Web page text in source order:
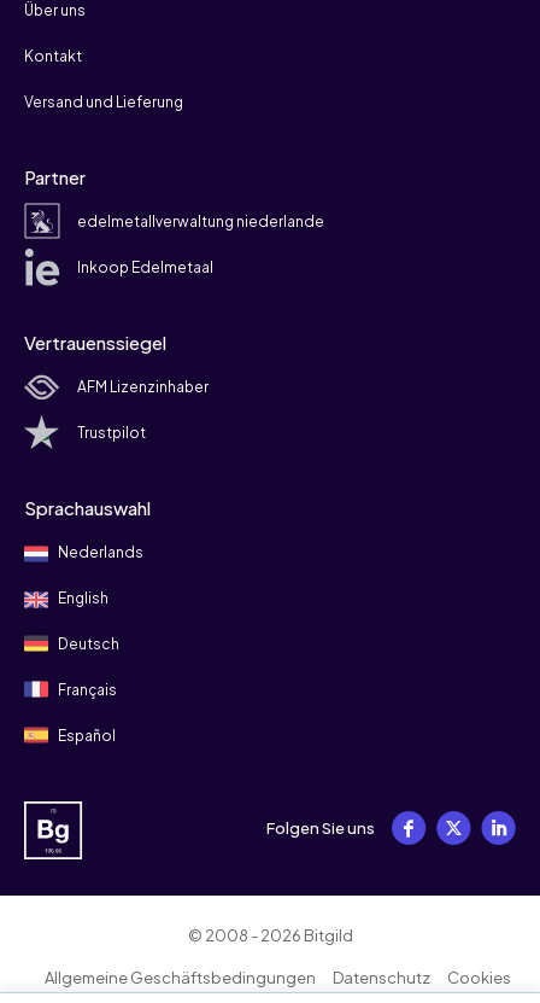
Über uns
Kontakt
Versand und Lieferung
Partner
edelmetallverwaltung niederlande
Inkoop Edelmetaal
Vertrauenssiegel
AFM Lizenzinhaber
Trustpilot
Sprachauswahl
Nederlands
English
Deutsch
Français
Español
Folgen Sie uns
© 2008 - 2026 Bitgild
Allgemeine Geschäftsbedingungen Datenschutz Cookies